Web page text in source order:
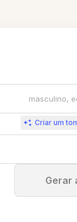
masculino,
Criar um
Gerar